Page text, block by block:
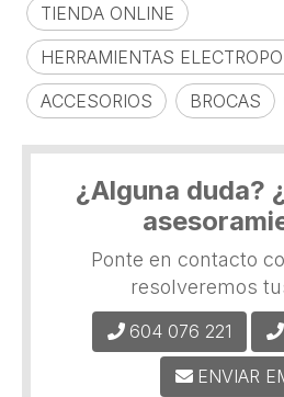
TIENDA ONLINE
HERRAMIENTAS
ACCESORIOS
BROCAS
¿Alguna duda?
Ponte en contacto
resolveremos
604 076 221
ENVIAR